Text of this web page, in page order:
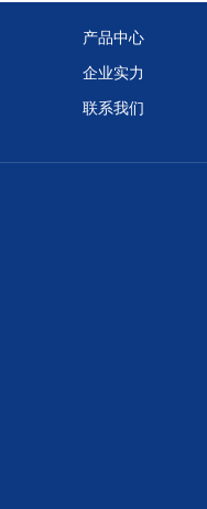
产品中心
企业实力
联系我们